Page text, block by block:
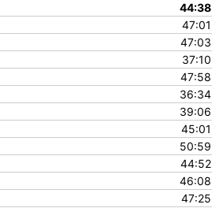
keys
to
increase
or
decrease
volume.
44:38
47:01
47:03
37:10
47:58
36:34
39:06
45:01
50:59
44:52
46:08
47:25